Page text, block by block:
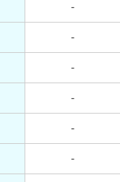
-
-
-
-
-
-